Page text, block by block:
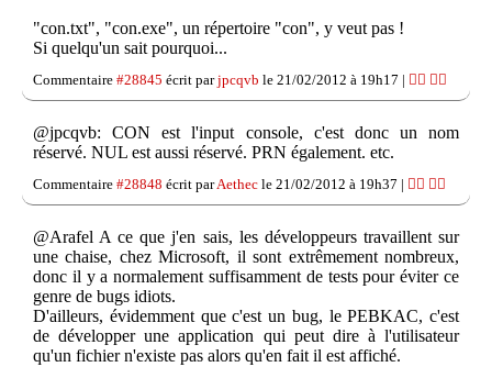
"con.txt", "con.exe", un répertoire "con", y veut pas !
Si quelqu'un sait pourquoi...
Commentaire #28845 écrit parjpcqvb le 21/02/2012 à 19h17 | 👍🏽 👎🏽
@jpcqvb: CON est l'input console, c'est donc un nom
réservé. NUL est aussi réservé. PRN également. etc.
Commentaire #28848 écrit parAethec le 21/02/2012 à 19h37 | 👍🏽 👎🏽
@Arafel A ce que j'en sais, les développeurs travaillent sur
une chaise, chez Microsoft, il sont extrêmement nombreux,
donc il y a normalement suffisamment de tests pour éviter ce
genre de bugs idiots.
D'ailleurs, évidemment que c'est un bug, le PEBKAC, c'est
de développer une application qui peut dire à l'utilisateur
qu'un fichier n'existe pas alors qu'en fait il est affiché.